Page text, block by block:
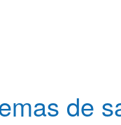
de